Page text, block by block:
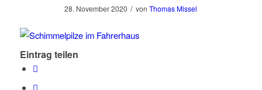
28. November 2020 / vonThomas Missel
Eintrag teilen